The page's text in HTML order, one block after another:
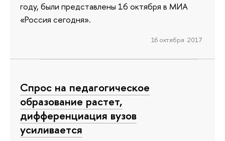
году, были представлены 16 октября в МИА
«Россия сегодня».
16 октября 2017
Спрос на педагогическое
образование растет,
дифференциация вузов
усиливается